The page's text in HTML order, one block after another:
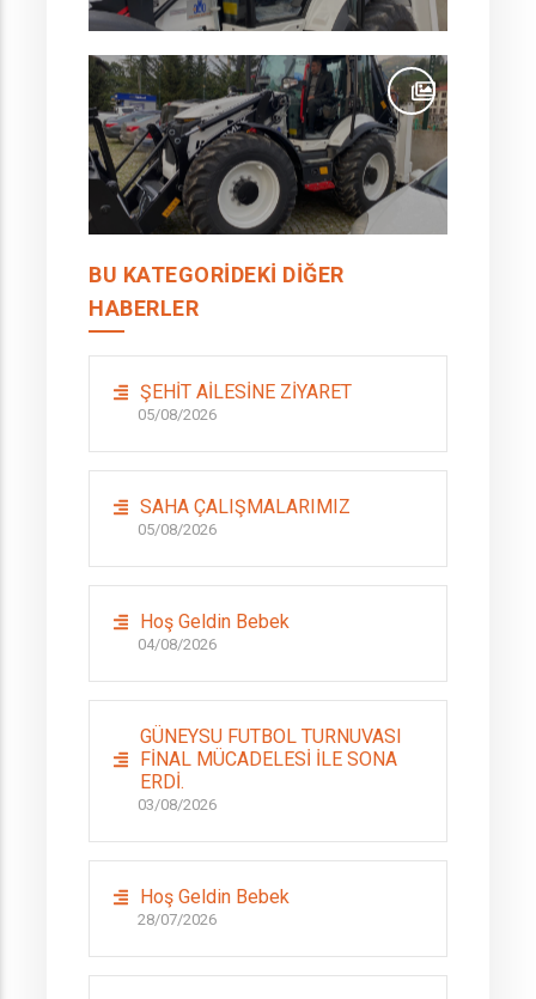
BU KATEGORIDEKI DIĞER
HABERLER
ŞEHİT AİLESİNE ZİYARET
05/08/2026
SAHA ÇALIŞMALARIMIZ
05/08/2026
Hoş Geldin Bebek
04/08/2026
GÜNEYSU FUTBOL TURNUVASI
FİNAL MÜCADELESİ İLE SONA
ERDİ.
03/08/2026
Hoş Geldin Bebek
28/07/2026